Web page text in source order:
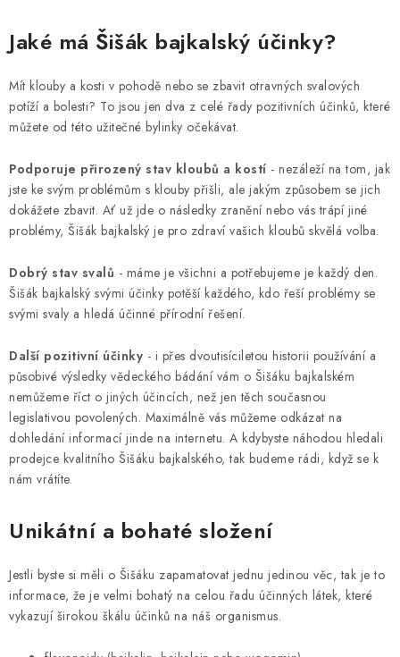
v
y
v
ý
p
i
s
u
Jaké má Šišák bajkalský účinky?
Mít klouby a kosti v pohodě nebo se zbavit otravných svalových
potíží a bolesti? To jsou jen dva z celé řady pozitivních účinků, které
můžete od této užitečné bylinky očekávat.
Podporuje přirozený stav kloubů a kostí - nezáleží na tom, jak
jste ke svým problémům s klouby přišli, ale jakým způsobem se jich
dokážete zbavit. Ať už jde o následky zranění nebo vás trápí jiné
problémy, Šišák bajkalský je pro zdraví vašich kloubů skvělá volba.
Dobrý stav svalů - máme je všichni a potřebujeme je každý den.
Šišák bajkalský svými účinky potěší každého, kdo řeší problémy se
svými svaly a hledá účinné přírodní řešení.
Další pozitivní účinky - i přes dvoutisíciletou historii používání a
působivé výsledky vědeckého bádání vám o Šišáku bajkalském
nemůžeme říct o jiných účincích, než jen těch současnou
legislativou povolených. Maximálně vás můžeme odkázat na
dohledání informací jinde na internetu. A kdybyste náhodou hledali
prodejce kvalitního Šišáku bajkalského, tak budeme rádi, když se k
nám vrátíte.
Unikátní a bohaté složení
Jestli byste si měli o Šišáku zapamatovat jednu jedinou věc, tak je to
informace, že je velmi bohatý na celou řadu účinných látek, které
vykazují širokou škálu účinků na náš organismus.